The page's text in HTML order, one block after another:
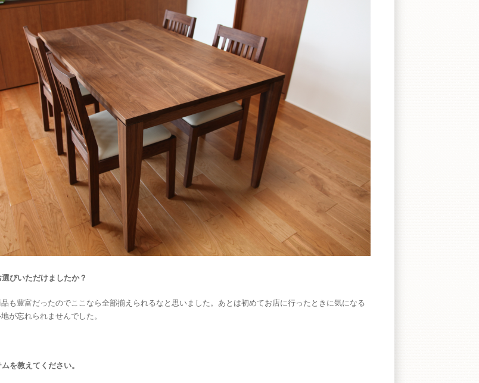
びいただけましたか？
も豊富だったのでここなら全部揃えられるなと思いました。あとは初めてお店に行ったときに気になる
が忘れられませんでした。
を教えてください。